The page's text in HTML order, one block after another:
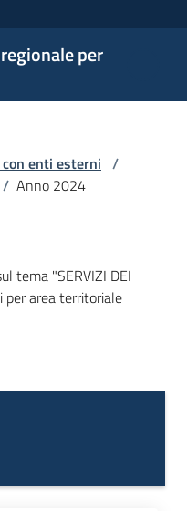
per
enti esterni /
/ Anno 2024
tema "SERVIZI DEI
per area territoriale